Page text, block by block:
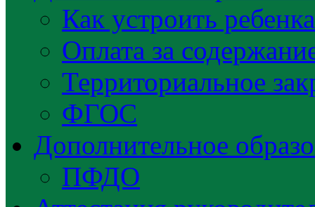
Как устроить
Оплата за
Территориальное
ФГОС
Дополнительное
ПФДО